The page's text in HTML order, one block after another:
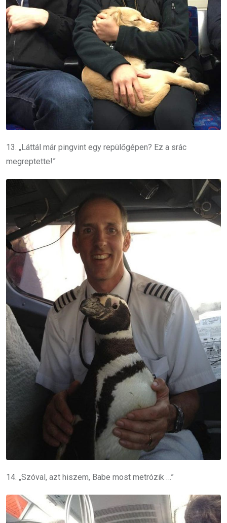
13. „Láttál már pingvint egy repülőgépen? Ez a srác
megreptette!”
14. „Szóval, azt hiszem, Babe most metrózik …”